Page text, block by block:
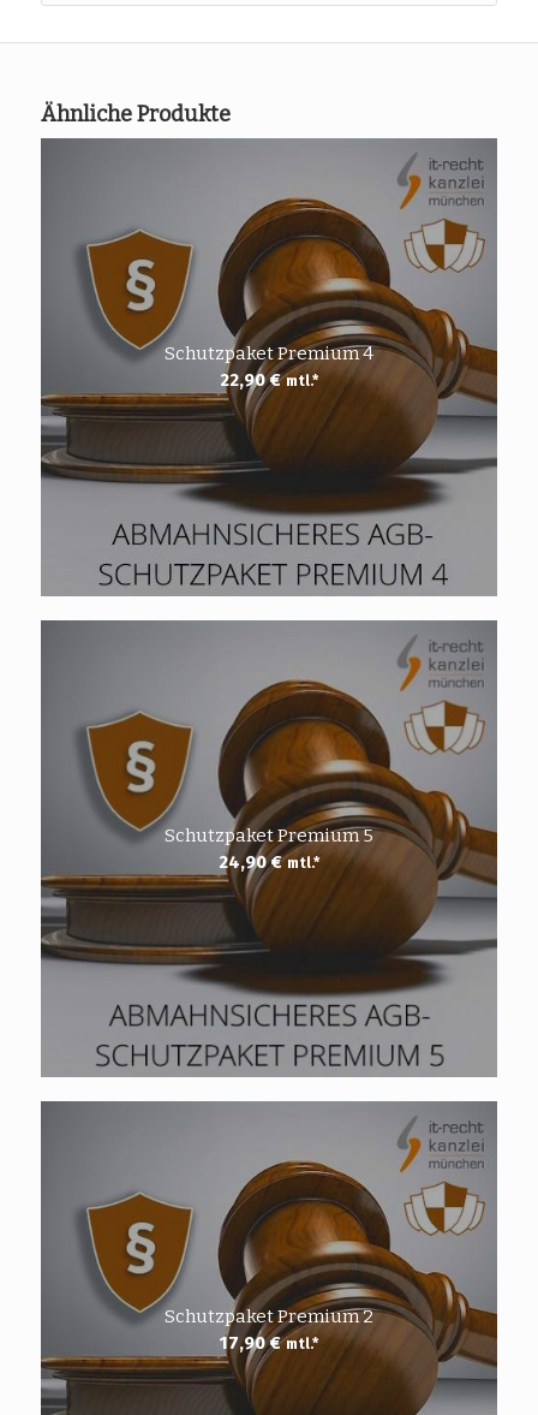
Ähnliche Produkte
Schutzpaket Premium 4
22,90€ mtl.*
Schutzpaket Premium 5
24,90€ mtl.*
Schutzpaket Premium 2
17,90€ mtl.*